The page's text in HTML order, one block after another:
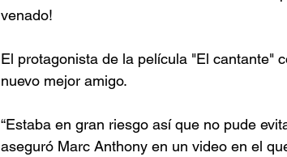
venado!
El protagonista de la película "El cantante"
nuevo mejor amigo.
“Estaba en gran riesgo así que no pude
aseguró Marc Anthony en un video en el